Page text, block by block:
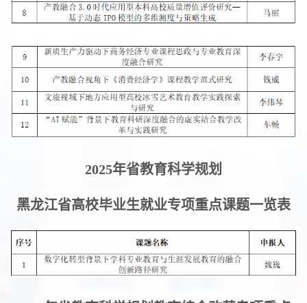
2025年省教育科学规划
黑龙江省高校毕业生就业专项重点课题一览表